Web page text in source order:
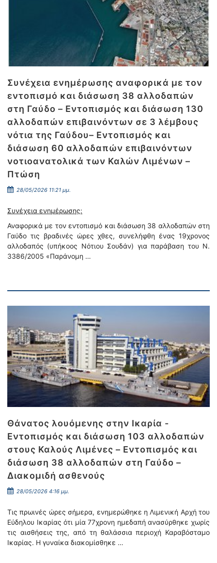
Συνέχεια ενημέρωσης αναφορικά με τον
εντοπισμό και διάσωση 38 αλλοδαπών
στη Γαύδο – Εντοπισμός και διάσωση 130
αλλοδαπών επιβαινόντων σε 3 λέμβους
νότια της Γαύδου– Εντοπισμός και
διάσωση 60 αλλοδαπών επιβαινόντων
νοτιοανατολικά των Καλών Λιμένων –
Πτώση
28/05/2026 11:21 μμ.
Συνέχεια ενημέρωσης:
Αναφορικά με τον εντοπισμό και διάσωση 38 αλλοδαπών στη
Γαύδο τις βραδινές ώρες χθες, συνελήφθη ένας 19χρονος
αλλοδαπός (υπήκοος Νότιου Σουδάν) για παράβαση του Ν.
3386/2005 «Παράνομη …
Θάνατος λουόμενης στην Ικαρία -
Εντοπισμός και διάσωση 103 αλλοδαπών
στους Καλούς Λιμένες – Εντοπισμός και
διάσωση 38 αλλοδαπών στη Γαύδο –
Διακομιδή ασθενούς
28/05/2026 4:16 μμ.
Τις πρωινές ώρες σήμερα, ενημερώθηκε η Λιμενική Αρχή του
Εύδηλου Ικαρίας ότι μία 77χρονη ημεδαπή ανασύρθηκε χωρίς
τις αισθήσεις της, από τη θαλάσσια περιοχή Καραβόσταμο
Ικαρίας. Η γυναίκα διακομίσθηκε …